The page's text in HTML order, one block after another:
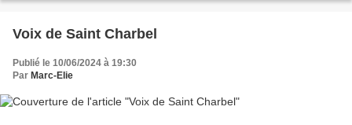
Voix de Saint Charbel
Publié le 10/06/2024 à 19:30
Par Marc-Elie